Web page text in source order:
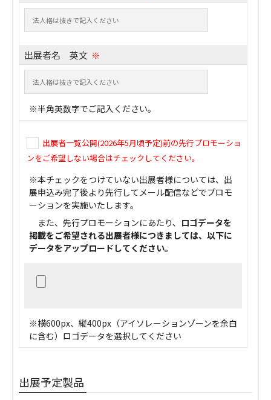
出展者名 英文 ※
※半角英数字でご記入ください。
出展者一覧公開(2026年5月頃予定)前の先行プロモーショ
ンをご希望しない場合はチェックしてください。
※本チェックをつけていない出展者様については、出
展申込み完了後より先行してメール配信などでプロモ
ーションを実施いたします。
また、先行プロモーションにあたり、 ロゴデータを
掲載をご希望される出展者様につきましては、以下に
データをアップロードしてください。
※横600px、縦400px（アイソレーションゾーンを余白
に含む）ロゴデータを選択してください
出展予定製品